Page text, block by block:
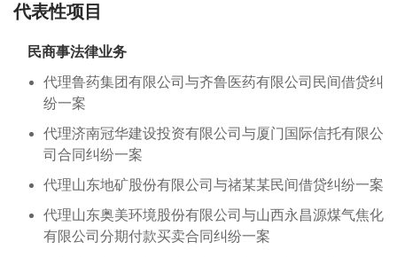
代表性项目
民商事法律业务
代理鲁药集团有限公司与齐鲁医药有限公司民间借贷纠
纷一案
代理济南冠华建设投资有限公司与厦门国际信托有限公
司合同纠纷一案
代理山东地矿股份有限公司与禇某某民间借贷纠纷一案
代理山东奥美环境股份有限公司与山西永昌源煤气焦化
有限公司分期付款买卖合同纠纷一案